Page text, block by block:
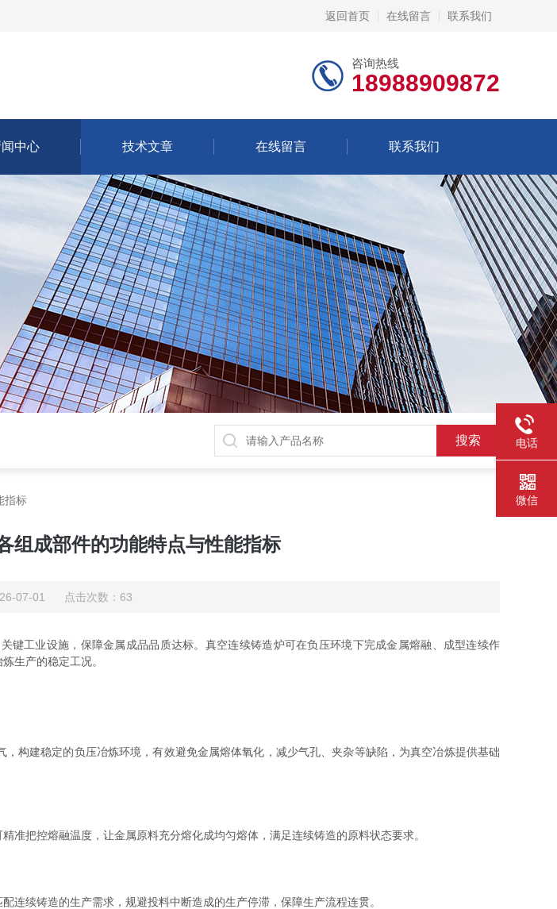
返回首页 在线留言 联系我们
咨询热线
18988909872
中心 技术文章 在线留言 联系我们
指标
组成部件的功能特点与性能指标
07-01 点击次数：63
工业设施，保障金属成品品质达标。真空连续铸造炉可在负压环境下完成金属熔融、成型连续作
炼生产的稳定工况。
建稳定的负压冶炼环境，有效避免金属熔体氧化，减少气孔、夹杂等缺陷，为真空冶炼提供基础
把控熔融温度，让金属原料充分熔化成均匀熔体，满足连续铸造的原料状态要求。
续铸造的生产需求，规避投料中断造成的生产停滞，保障生产流程连贯。
电话
微信